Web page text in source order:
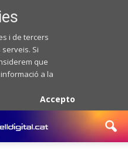
i de tercers
Si
que
a la
Accepto